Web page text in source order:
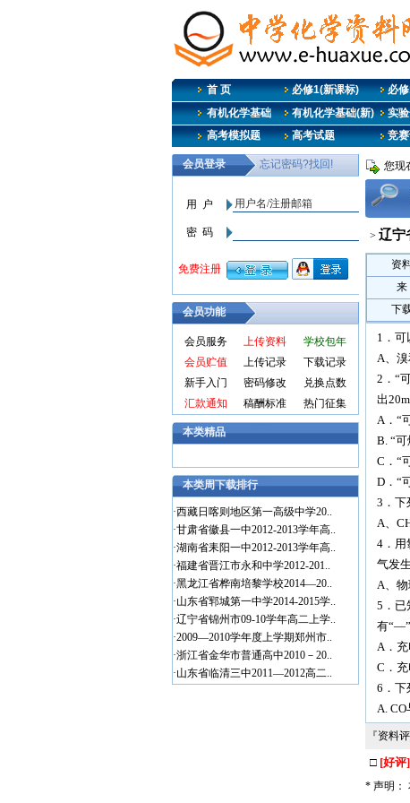
首 页 必修1(新课标) 必
有机化学基础
有机化学基础(新) 实
高考模拟题
高考试题 竞
会员功能
会员服务 上传资料
学校包年
会员贮值
上传记录
下载记录
新手入门
密码修改
兑换点数
汇款通知
稿酬标准 热门征集
本类精品
本类周下载排行
·西藏日喀则地区第一高级中学20..
·甘肃省徽县一中2012-2013学年高..
·湖南省耒阳一中2012-2013学年高..
·福建省晋江市永和中学2012-201..
·黑龙江省桦南培黎学校2014—20..
·山东省郓城第一中学2014-2015学..
·辽宁省锦州市09-10学年高二上学..
·2009—2010学年度上学期郑州市..
·浙江省金华市普通高中2010－20..
·山东省临清三中2011—2012高二..
您现
> 辽宁
资
下
1．可
A、
2．“
出
A．“
B. “
C．“
D．“
3．下
A、
4．用
气发
A、
5．已
有“—”
A．
C．
6．下
A.
『资料
□ [好评]
* 声明：